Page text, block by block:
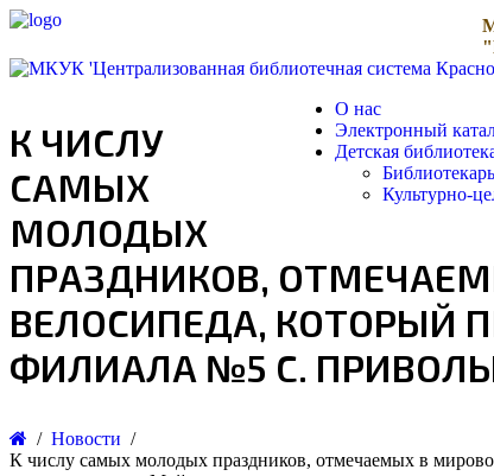
О нас
Электронный
Детская
Культурно-
К ЧИСЛУ
САМЫХ
МОЛОДЫХ
ПРАЗДНИКОВ,
ВЕЛОСИПЕДА, КОТОРЫЙ
ФИЛИАЛА №5 С.
Новости
К числу самых молодых праздников, отмечаемых в